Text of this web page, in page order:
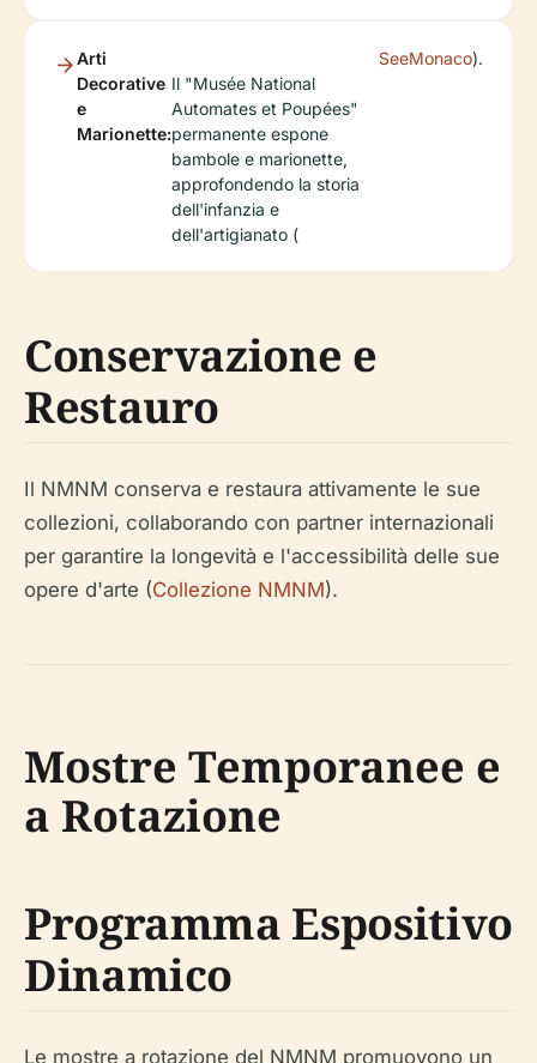
Arti
Decorative
e
Marionette:
Il "Musée National
Automates et Poupées"
permanente espone
bambole e marionette,
approfondendo la storia
dell'infanzia e
dell'artigianato (
SeeMonaco).
Conservazione e
Restauro
Il NMNM conserva e restaura attivamente le sue
collezioni, collaborando con partner internazionali
per garantire la longevità e l'accessibilità delle sue
opere d'arte (Collezione NMNM).
Mostre Temporanee e
a Rotazione
Programma Espositivo
Dinamico
Le mostre a rotazione del NMNM promuovono un